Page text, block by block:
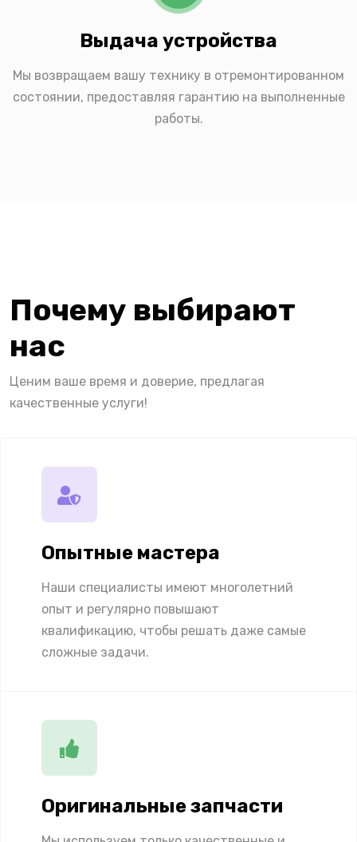
Выдача устройства
Мы возвращаем вашу технику в отремонтированном
состоянии, предоставляя гарантию на выполненные
работы.
Почему выбирают
нас
Ценим ваше время и доверие, предлагая
качественные услуги!
Опытные мастера
Наши специалисты имеют многолетний
опыт и регулярно повышают
квалификацию, чтобы решать даже самые
сложные задачи.
Оригинальные запчасти